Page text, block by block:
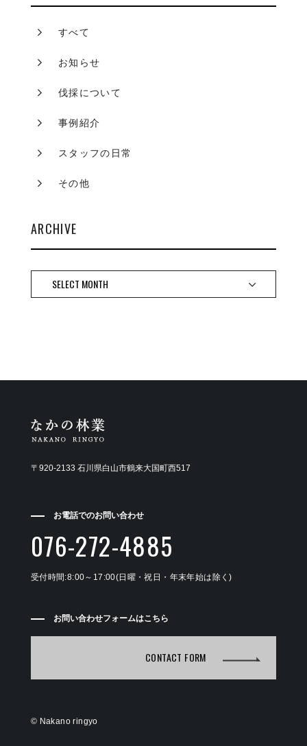
すべて
お知らせ
伐採について
事例紹介
スタッフの日常
その他
ARCHIVE
〒920-2133 石川県白山市鶴来大国町西517
お電話でのお問い合わせ
076-272-4885
受付時間:8:00～17:00(日曜・祝日・年末年始は除く)
お問い合わせフォームはこちら
CONTACT FORM
© Nakano ringyo